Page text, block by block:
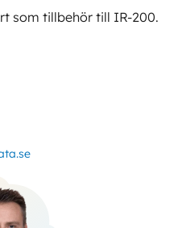
som tillbehör till IR-200.